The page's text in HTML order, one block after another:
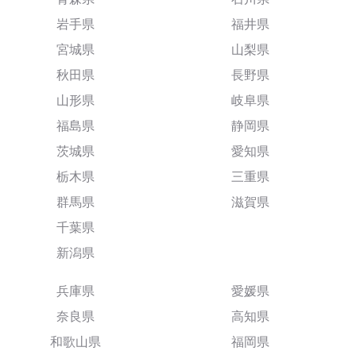
岩手県
宮城県
秋田県
山形県
福島県
茨城県
栃木県
群馬県
千葉県
新潟県
福井県
山梨県
長野県
岐阜県
静岡県
愛知県
三重県
滋賀県
兵庫県
奈良県
和歌山県
愛媛県
高知県
福岡県